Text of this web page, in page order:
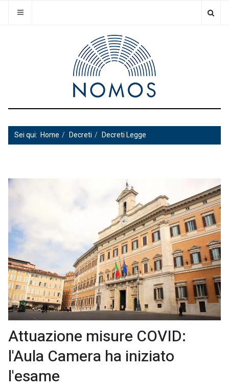
Sei qui: Home Decreti Decreti Legge
Attuazione misure COVID:
l'Aula Camera ha iniziato
l'esame